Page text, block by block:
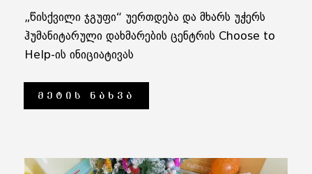
„წისქვილი ჯგუფი“ უერთდება და მხარს უჭერს
ჰუმანიტარული დახმარების ცენტრის Choose to
Help-ის ინიციატივას
ᲛᲔᲢᲘᲡ ᲜᲐᲮᲕᲐ